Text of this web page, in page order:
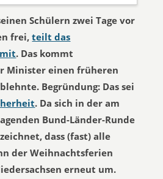
Schülern zwei Tage vor
frei,teilt das
. Das kommt
Minister einen früheren
Begründung: Das sei
. Da sich in der am
Bund-Länder-Runde
dass (fast) alle
der Weihnachtsferien
erneut um.